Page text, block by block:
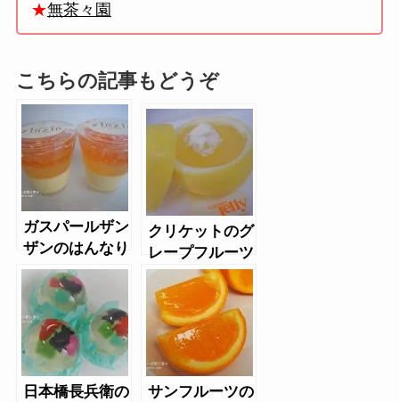
★無茶々園
こちらの記事もどうぞ
ガスパールザン
ザンのはんなり
グレープフルー
ツプリン
クリケットのグ
レープフルーツ
ゼリー
日本橋長兵衛の
サンフルーツの